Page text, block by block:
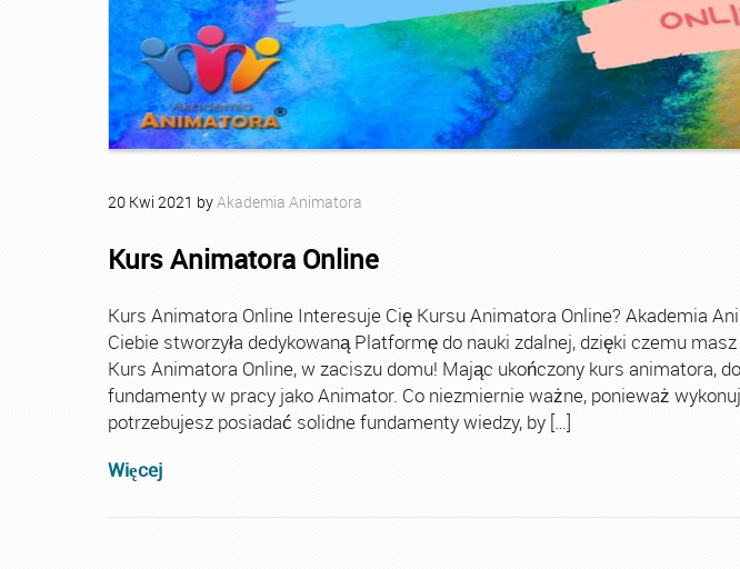
20 Kwi 2021 byAkademia Animatora
Kurs Animatora Online
Kurs Animatora Online Interesuje Cię Kursu Animatora Online? Akademia
Ciebie stworzyła dedykowaną Platformę do nauki zdalnej, dzięki czemu
Kurs Animatora Online, w zaciszu domu! Mając ukończony kurs animatora,
fundamenty w pracy jako Animator. Co niezmiernie ważne, ponieważ
potrzebujesz posiadać solidne fundamenty wiedzy, by […]
Więcej